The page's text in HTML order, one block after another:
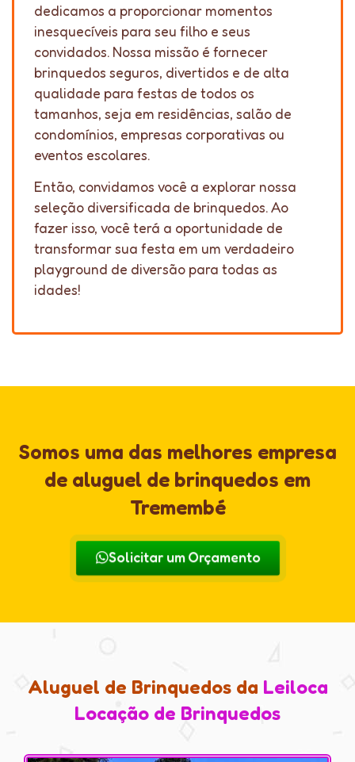
dedicamos a proporcionar momentos
inesquecíveis para seu filho e seus
convidados. Nossa missão é fornecer
brinquedos seguros, divertidos e de alta
qualidade para festas de todos os
tamanhos, seja em residências, salão de
condomínios, empresas corporativas ou
eventos escolares.
Então, convidamos você a explorar nossa
seleção diversificada de brinquedos. Ao
fazer isso, você terá a oportunidade de
transformar sua festa em um verdadeiro
playground de diversão para todas as
idades!
Somos uma das melhores empresa
de aluguel de brinquedos em
Tremembé
Solicitar um Orçamento
Aluguel de Brinquedos da Leiloca
Locação de Brinquedos